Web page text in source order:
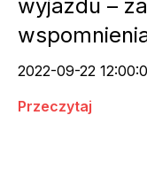
wyjazdu –
2022-09-22
Przeczytaj